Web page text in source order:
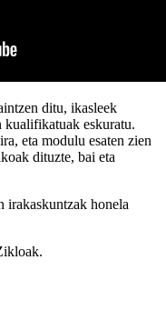
ditu, ikasleek
kualifikatuak eskuratu.
eta modulu esaten zien
dituzte, bai eta
irakaskuntzak honela